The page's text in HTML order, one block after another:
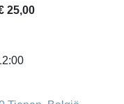
25,00